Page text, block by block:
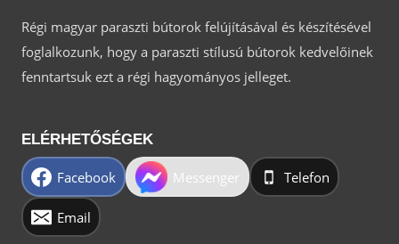
Régi magyar paraszti bútorok felújításával és készítésével
foglalkozunk, hogy a paraszti stílusú bútorok kedvelőinek
fenntartsuk ezt a régi hagyományos jelleget.
ELÉRHETŐSÉGEK
Facebook Messenger Telefon
Email